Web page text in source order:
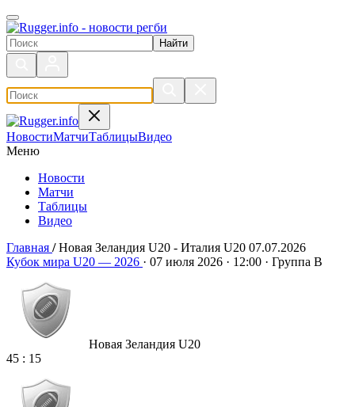
Поиск по сайту
НовостиМатчиТаблицыВидео
Меню
Новости
Матчи
Таблицы
Видео
Главная / Новая Зеландия U20 - Италия U20 07.07.2026
Новая Зеландия U20 - Италия
Кубок мира U20 — 2026 · 07 июля 2026 · 12:00 · Группа В
Новая Зеландия U20
45 : 15